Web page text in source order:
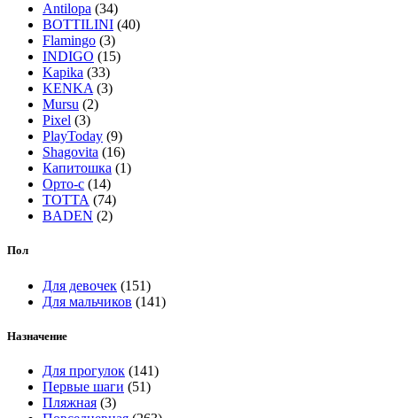
Antilopa (34)
BOTTILINI (40)
Flamingo (3)
INDIGO (15)
Kapika (33)
KENKA (3)
Mursu (2)
Pixel (3)
PlayToday (9)
Shagovita (16)
Капитошка (1)
Орто-с (14)
ТОТТА (74)
BADEN (2)
Пол
Для девочек (151)
Для мальчиков (141)
Назначение
Для прогулок (141)
Первые шаги (51)
Пляжная (3)